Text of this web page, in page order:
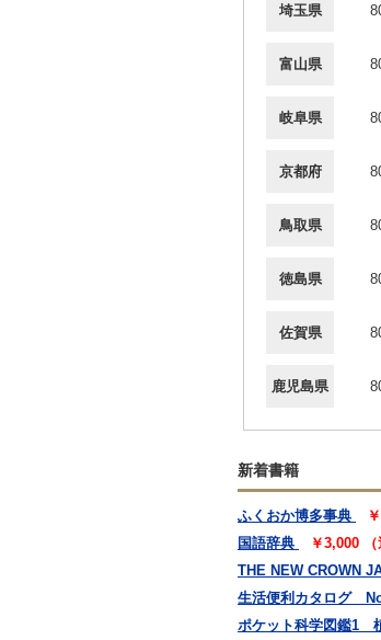
埼玉県
富山県
岐阜県
京都府
鳥取県
徳島県
佐賀県
鹿児島県
新着書籍
ふくおか博多事典
国語辞典
￥3,000 （
THE NEW CROWN
生活便利カタログ
ポケット科学図鑑1